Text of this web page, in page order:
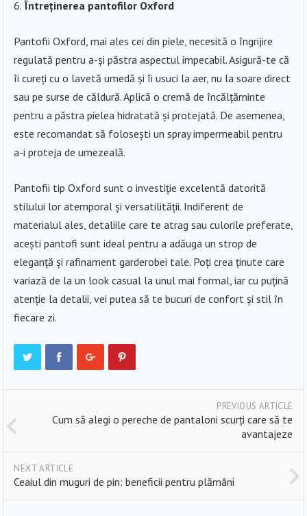
Întreținerea pantofilor Oxford
Pantofii Oxford, mai ales cei din piele, necesită o îngrijire
regulată pentru a-și păstra aspectul impecabil. Asigură-te că
îi cureți cu o lavetă umedă și îi usuci la aer, nu la soare direct
sau pe surse de căldură. Aplică o cremă de încălțăminte
pentru a păstra pielea hidratată și protejată. De asemenea,
este recomandat să folosești un spray impermeabil pentru
a-i proteja de umezeală.
Pantofii tip Oxford sunt o investiție excelentă datorită
stilului lor atemporal și versatilității. Indiferent de
materialul ales, detaliile care te atrag sau culorile preferate,
acești pantofi sunt ideal pentru a adăuga un strop de
eleganță și rafinament garderobei tale. Poți crea ținute care
variază de la un look casual la unul mai formal, iar cu puțină
atenție la detalii, vei putea să te bucuri de confort și stil în
fiecare zi.
PREVIOUS ARTICLE
Cum să alegi o pereche de pantaloni scurți care să te
avantajeze
NEXT ARTICLE
Ceaiul din muguri de pin: beneficii pentru plămâni